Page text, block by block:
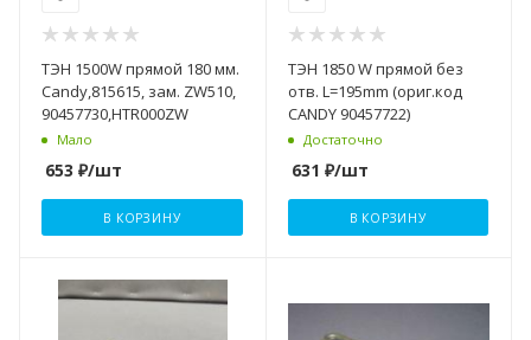
ТЭН 1500W прямой 180 мм.
Candy,815615, зам. ZW510,
90457730,HTR000ZW
Мало
653 ₽/шт
В КОРЗИНУ
ТЭН 1850 W прямой без
отв. L=195mm (ориг.код
CANDY 90457722)
Достаточно
631 ₽/шт
В КОРЗИНУ